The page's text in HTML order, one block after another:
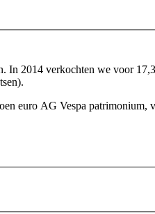
In 2014 verkochten we voor
euro AG Vespa patrimonium,